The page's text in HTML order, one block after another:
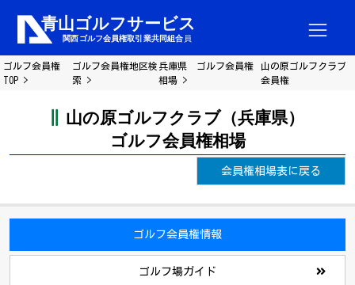
ゴルフ会員権
TOP
ゴルフ会員権地区検
索
兵庫県 ゴルフ会員権
相場
山の原ゴルフクラブ
会員権
山の原ゴルフクラブ（兵庫県）
ゴルフ会員権相場
会員権相場表に戻る
ゴルフ会員権情報
ゴルフ場ガイド